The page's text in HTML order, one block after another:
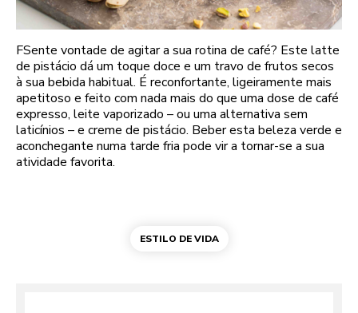
FSente vontade de agitar a sua rotina de café? Este latte
de pistácio dá um toque doce e um travo de frutos secos
à sua bebida habitual. É reconfortante, ligeiramente mais
apetitoso e feito com nada mais do que uma dose de café
expresso, leite vaporizado – ou uma alternativa sem
laticínios – e creme de pistácio. Beber esta beleza verde e
aconchegante numa tarde fria pode vir a tornar-se a sua
atividade favorita.
ESTILO DE VIDA